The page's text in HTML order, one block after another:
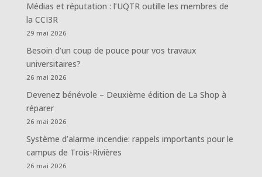
Médias et réputation : l’UQTR outille les membres de
la CCI3R
29 mai 2026
Besoin d’un coup de pouce pour vos travaux
universitaires?
26 mai 2026
Devenez bénévole – Deuxième édition de La Shop à
réparer
26 mai 2026
Système d’alarme incendie: rappels importants pour le
campus de Trois-Rivières
26 mai 2026